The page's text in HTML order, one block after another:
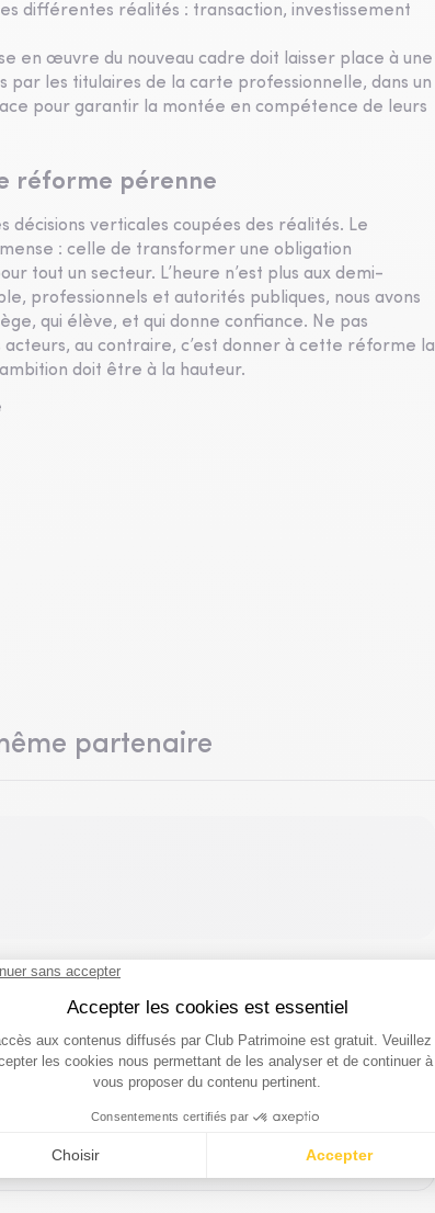
différentes réalités : transaction, investissement
en œuvre du nouveau cadre doit laisser place à une
les titulaires de la carte professionnelle, dans un
pour garantir la montée en compétence de leurs
réforme pérenne
décisions verticales coupées des réalités. Le
: celle de transformer une obligation
tout un secteur. L’heure n’est plus aux demi-
professionnels et autorités publiques, nous avons
qui élève, et qui donne confiance. Ne pas
au contraire, c’est donner à cette réforme la
doit être à la hauteur.
partenaire
suggestions !
Prenez quelques instants pour répondre à
concernant notre site Club Patrimoine.